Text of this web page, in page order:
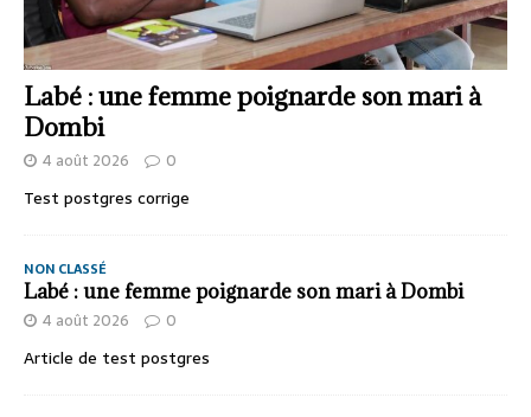
Labé : une femme poignarde son mari à
Dombi
4 août 2026 0
Test postgres corrige
NON CLASSÉ
Labé : une femme poignarde son mari à Dombi
4 août 2026 0
Article de test postgres